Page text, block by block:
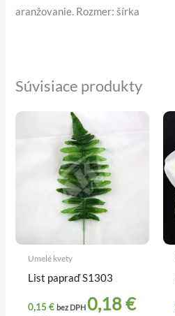
aranžovanie. Rozmer: šírka
Súvisiace produkty
Umelé kvety
List papraď S1303
0,15€ bez DPH 0,18€